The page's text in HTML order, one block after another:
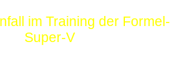
im Training der Formel-
Super-V